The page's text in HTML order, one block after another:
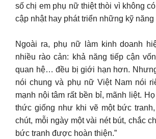
số chị em phụ nữ thiệt thòi vì không
cập nhật hay phát triển những kỹ năng
Ngoài ra, phụ nữ làm kinh doanh
nhiều rào cản: khả năng tiếp cận
quan hệ… đều bị giới hạn hơn.
nói chung và phụ nữ Việt Nam nói
mạnh nội tâm rất bền bỉ, mãnh liệt.
thức giống như khi vẽ một bức
chút, mỗi ngày một vài nét bút, chắc
bức tranh được hoàn thiện.”